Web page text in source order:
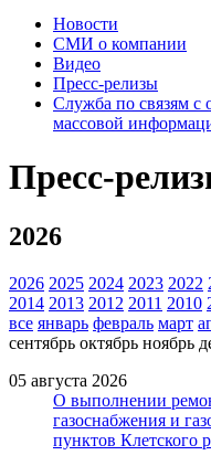
Новости
СМИ о компании
Видео
Пресс-релизы
Служба по связям с
массовой
Пресс-
2026
2026 2025 2024 2023 2022
2014 2013 2012 2011 2010
все январь февраль март
сентябрь октябрь ноябрь
05 августа 2026
О выполнении
газоснабжения и
пунктов Клетского